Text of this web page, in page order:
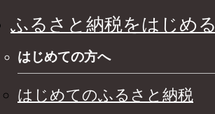
ふるさと納税をはじめる
はじめての方へ
はじめてのふるさと納税